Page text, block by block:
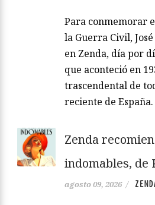
Para conmemorar
la Guerra Civil,
en Zenda, día por
que aconteció en
trascendental de
reciente de España.
Zenda
indomables, de
agosto 09, 2026 /